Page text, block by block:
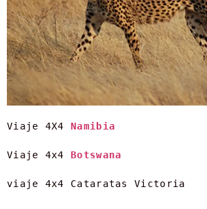
Viaje 4X4 Namibia
Viaje 4x4 Botswana
viaje 4x4 Cataratas Victoria